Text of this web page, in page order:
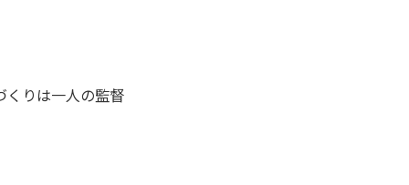
くりは一人の監督